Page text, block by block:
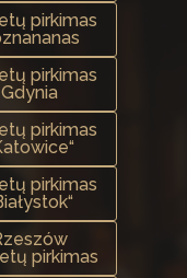
pirkimas
pirkimas
Gdynia
pirkimas
pirkimas
pirkimas